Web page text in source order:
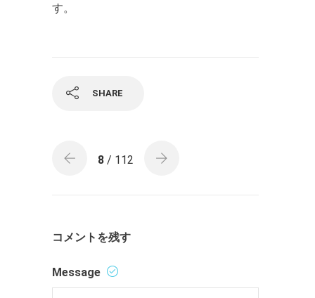
す。
SHARE
8 / 112
コメントを残す
Message